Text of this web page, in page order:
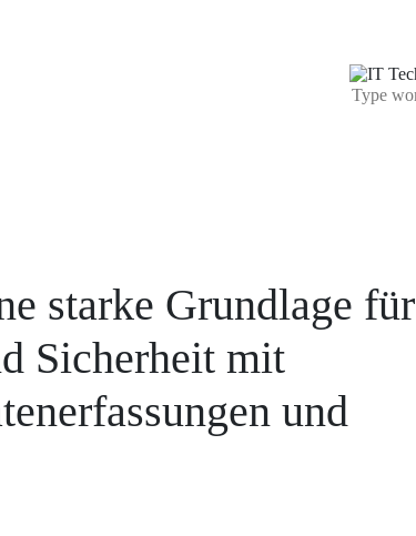
starke Grundlage für
Sicherheit mit
und